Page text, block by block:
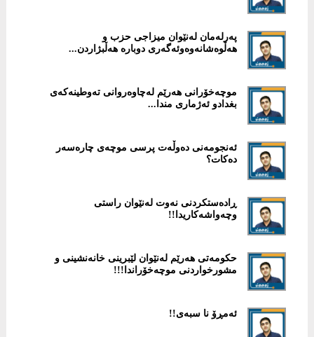
پەرلەمان لەنێوان میزاجی حزب و
هەڵوەشانەوەوئەگەری دوبارە هەڵبژاردن...
موچەخۆرانی هەرێم لەچاوەروانی تەوطینەكەی
بغدادو ئەژماری مندا...
ئەنجومەنی دەوڵەت پرسی موچەی چارەسەر
دەکات؟
ڕادەستكردنی نەوت لەنێوان راستی
وچەواشەكاریدا!!
حكومەتی هەرێم لەنێوان لێبرینی خانەنشینی و
مشورخواردنی موچەخۆراندا!!!
ئەمڕۆ نا سبەی!!